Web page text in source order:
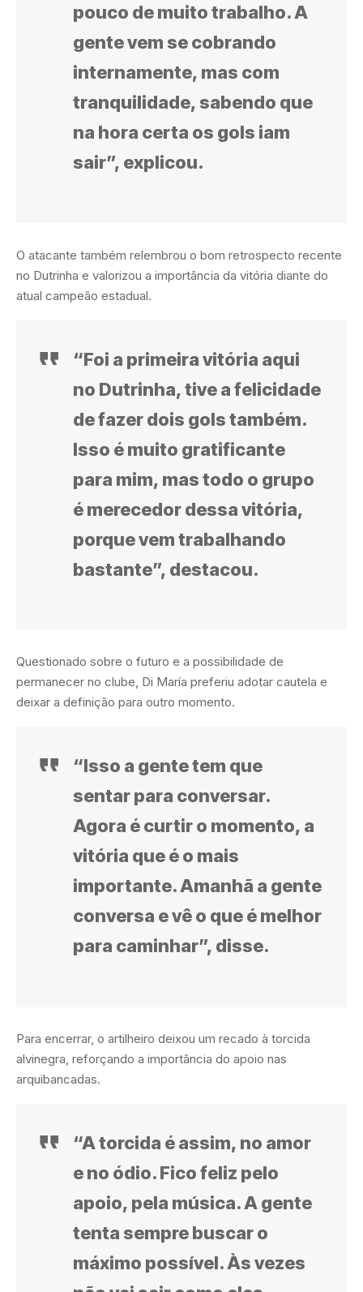
pouco de muito trabalho. A
gente vem se cobrando
internamente, mas com
tranquilidade, sabendo que
na hora certa os gols iam
sair”, explicou.
O atacante também relembrou o bom retrospecto recente
no Dutrinha e valorizou a importância da vitória diante do
atual campeão estadual.
“Foi a primeira vitória aqui
no Dutrinha, tive a felicidade
de fazer dois gols também.
Isso é muito gratificante
para mim, mas todo o grupo
é merecedor dessa vitória,
porque vem trabalhando
bastante”, destacou.
Questionado sobre o futuro e a possibilidade de
permanecer no clube, Di María preferiu adotar cautela e
deixar a definição para outro momento.
“Isso a gente tem que
sentar para conversar.
Agora é curtir o momento, a
vitória que é o mais
importante. Amanhã a gente
conversa e vê o que é melhor
para caminhar”, disse.
Para encerrar, o artilheiro deixou um recado à torcida
alvinegra, reforçando a importância do apoio nas
arquibancadas.
“A torcida é assim, no amor
e no ódio. Fico feliz pelo
apoio, pela música. A gente
tenta sempre buscar o
máximo possível. Às vezes